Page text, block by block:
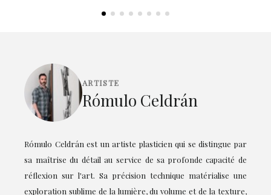
ARTISTE
Rómulo Celdrán
Rómulo Celdrán est un artiste plasticien qui se distingue par
sa maîtrise du détail au service de sa profonde capacité de
réflexion sur l'art. Sa précision technique matérialise une
exploration sublime de la lumière, du volume et de la texture,